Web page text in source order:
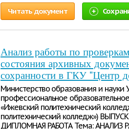
Читать документ
Анализ работы по
состояния архивных
сохранности в ГКУ "Центр
Министерство образования и
профессиональное
«Ижевский политехнический
политехнический колледж»)
ДИПЛОМНАЯ РАБОТА Тема: АНАЛИЗ